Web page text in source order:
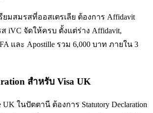
มสมรสที่ออสเตรเลีย ต้องการ Affidavit
iVC จัดให้ครบ ตั้งแต่ร่าง Affidavit,
และ Apostille รวม 6,000 บาท ภายใน 3
สำหรับ Visa UK
ในปัตตานี ต้องการ Statutory Declaration